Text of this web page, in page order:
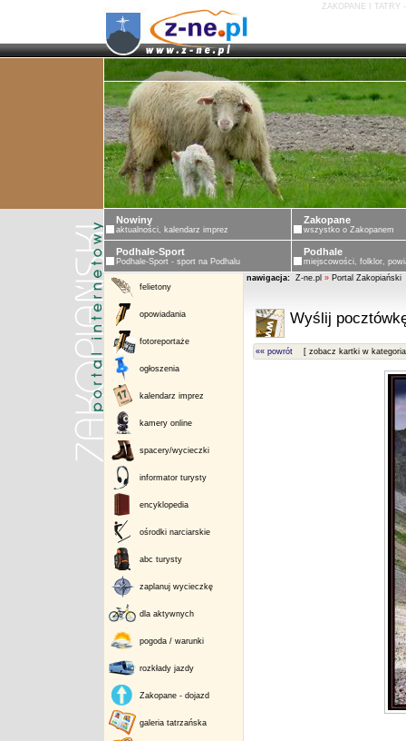
ZAKOPANE I TATRY
Nowiny
aktualności, kalendarz imprez
Zakopane
wszystko o Zakopanem
Podhale-Sport
Podhale-Sport - sport na Podhalu
Podhale
miejscowości, folklor,
felietony
opowiadania
fotoreportaże
ogłoszenia
kalendarz imprez
kamery online
spacery/wycieczki
informator turysty
encyklopedia
ośrodki narciarskie
abc turysty
zaplanuj wycieczkę
dla aktywnych
pogoda / warunki
rozkłady jazdy
Zakopane - dojazd
galeria tatrzańska
nawigacja: Z-ne.pl » Portal Zakopiański
Wyślij
«« powrót [ zobacz kartki w